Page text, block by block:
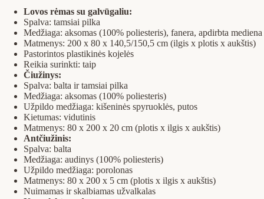
Lovos rėmas su galvūgaliu:
Spalva: tamsiai pilka
Medžiaga: aksomas (100% poliesteris), fanera, apdirbta mediena
Matmenys: 200 x 80 x 140,5/150,5 cm (ilgis x plotis x aukštis)
Pastorintos plastikinės kojelės
Reikia surinkti: taip
Čiužinys:
Spalva: balta ir tamsiai pilka
Medžiaga: aksomas (100% poliesteris)
Užpildo medžiaga: kišeninės spyruoklės, putos
Kietumas: vidutinis
Matmenys: 80 x 200 x 20 cm (plotis x ilgis x aukštis)
Antčiužinis:
Spalva: balta
Medžiaga: audinys (100% poliesteris)
Užpildo medžiaga: porolonas
Matmenys: 80 x 200 x 5 cm (plotis x ilgis x aukštis)
Nuimamas ir skalbiamas užvalkalas